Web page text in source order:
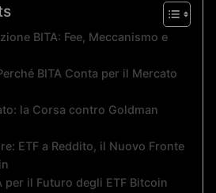
BITA: Fee, Meccanismo e
BITA Conta per il Mercato
la Corsa contro Goldman
ETF a Reddito, il Nuovo Fronte
per il Futuro degli ETF Bitcoin